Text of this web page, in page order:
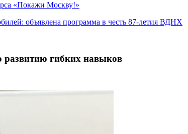
«Покажи Москву!»
объявлена программа в честь 87-летия ВДНХ
гибких навыков